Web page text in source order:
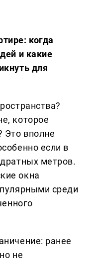
когда
и какие
для
которое
Это вполне
если в
метров.
окна
среди
ранее
не